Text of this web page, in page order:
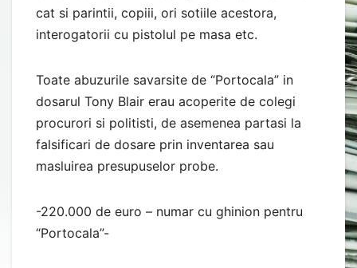
cat si parintii, copiii, ori sotiile acestora,
interogatorii cu pistolul pe masa etc.
Toate abuzurile savarsite de “Portocala” in
dosarul Tony Blair erau acoperite de colegi
procurori si politisti, de asemenea partasi la
falsificari de dosare prin inventarea sau
masluirea presupuselor probe.
-220.000 de euro – numar cu ghinion pentru
“Portocala”-